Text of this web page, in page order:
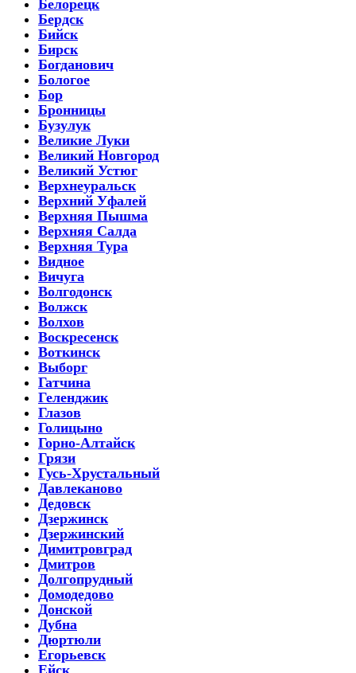
Белорецк
Бердск
Бийск
Бирск
Богданович
Бологое
Бор
Бронницы
Бузулук
Великие Луки
Великий Новгород
Великий Устюг
Верхнеуральск
Верхний Уфалей
Верхняя Пышма
Верхняя Салда
Верхняя Тура
Видное
Вичуга
Волгодонск
Волжск
Волхов
Воскресенск
Воткинск
Выборг
Гатчина
Геленджик
Глазов
Голицыно
Горно-Алтайск
Грязи
Гусь-Хрустальный
Давлеканово
Дедовск
Дзержинск
Дзержинский
Димитровград
Дмитров
Долгопрудный
Домодедово
Донской
Дубна
Дюртюли
Егорьевск
Ейск